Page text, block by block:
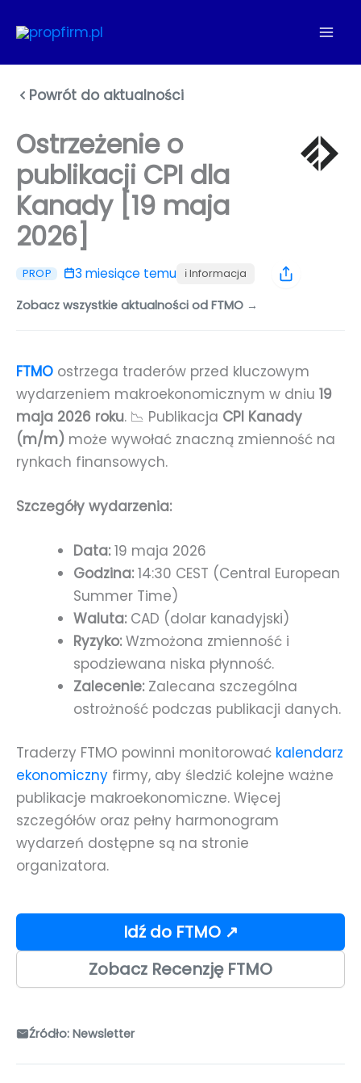
do
Powrót do aktualności
Ostrzeżenie o
publikacji CPI dla
Kanady [19 maja
2026]
PROP 3 miesiące temu ℹ️ Informacja
Zobacz wszystkie aktualności od FTMO →
FTMO ostrzega traderów przed kluczowym
wydarzeniem makroekonomicznym w dniu 19
maja 2026 roku. 📉 Publikacja CPI Kanady
(m/m) może wywołać znaczną zmienność na
rynkach finansowych.
Szczegóły wydarzenia:
Data:19 maja 2026
Godzina:14:30 CEST (Central European
Summer Time)
Waluta:CAD (dolar kanadyjski)
Ryzyko:Wzmożona zmienność i
spodziewana niska płynność.
Zalecenie:Zalecana szczególna
ostrożność podczas publikacji danych.
Traderzy FTMO powinni monitorować kalendarz
ekonomiczny firmy, aby śledzić kolejne ważne
publikacje makroekonomiczne. Więcej
szczegółów oraz pełny harmonogram
wydarzeń dostępne są na stronie
organizatora.
Idź do FTMO ↗
Zobacz Recenzję FTMO
Źródło: Newsletter